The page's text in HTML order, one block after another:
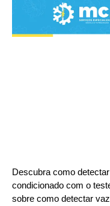
Descubra como
condicionado com o
sobre como detectar